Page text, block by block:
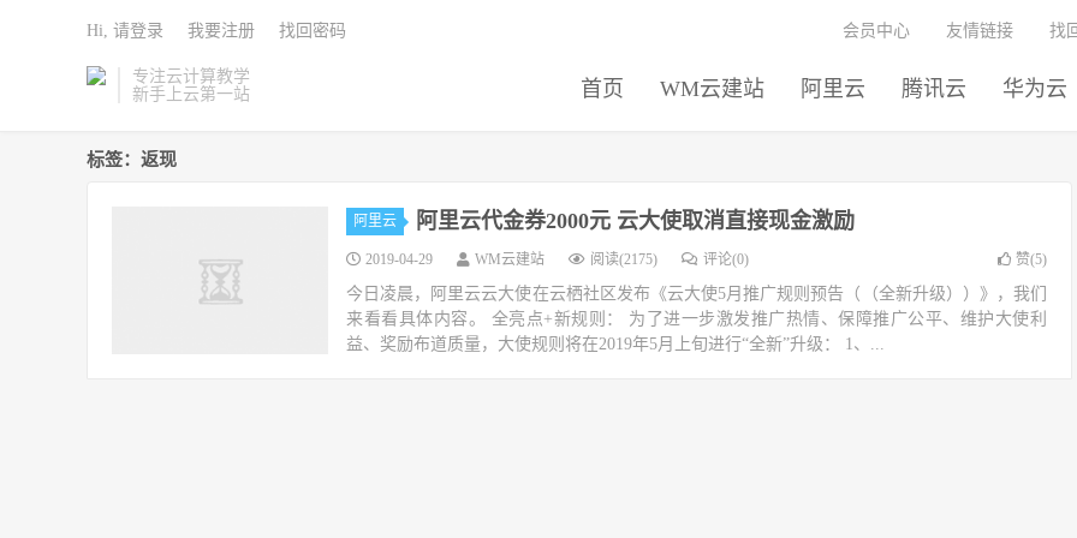
专注云计算教学
新手上云第一站
首页 WM云建站 阿里云 腾讯云 华为云
会员中心 友情链接 找
Hi, 请登录 我要注册 找回密码
标签：返现
阿里云 阿里云代金券2000元 云大使取消直接现金激励
2019-04-29 WM云建站 阅读(2175) 评论(0) 赞(5)
今日凌晨，阿里云云大使在云栖社区发布《云大使5月推广规则预告（（全新升级））》，我们
来看看具体内容。 全亮点+新规则： 为了进一步激发推广热情、保障推广公平、维护大使利
益、奖励布道质量，大使规则将在2019年5月上旬进行“全新”升级： 1、...